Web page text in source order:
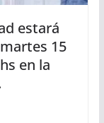
estará
15
en la